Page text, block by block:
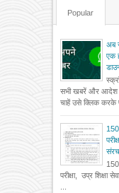
Popular
अब
एक
सभी खबरें और आदेश
चाहें उसे क्लिक करके
परीक्षा, उप्र शिक्षा